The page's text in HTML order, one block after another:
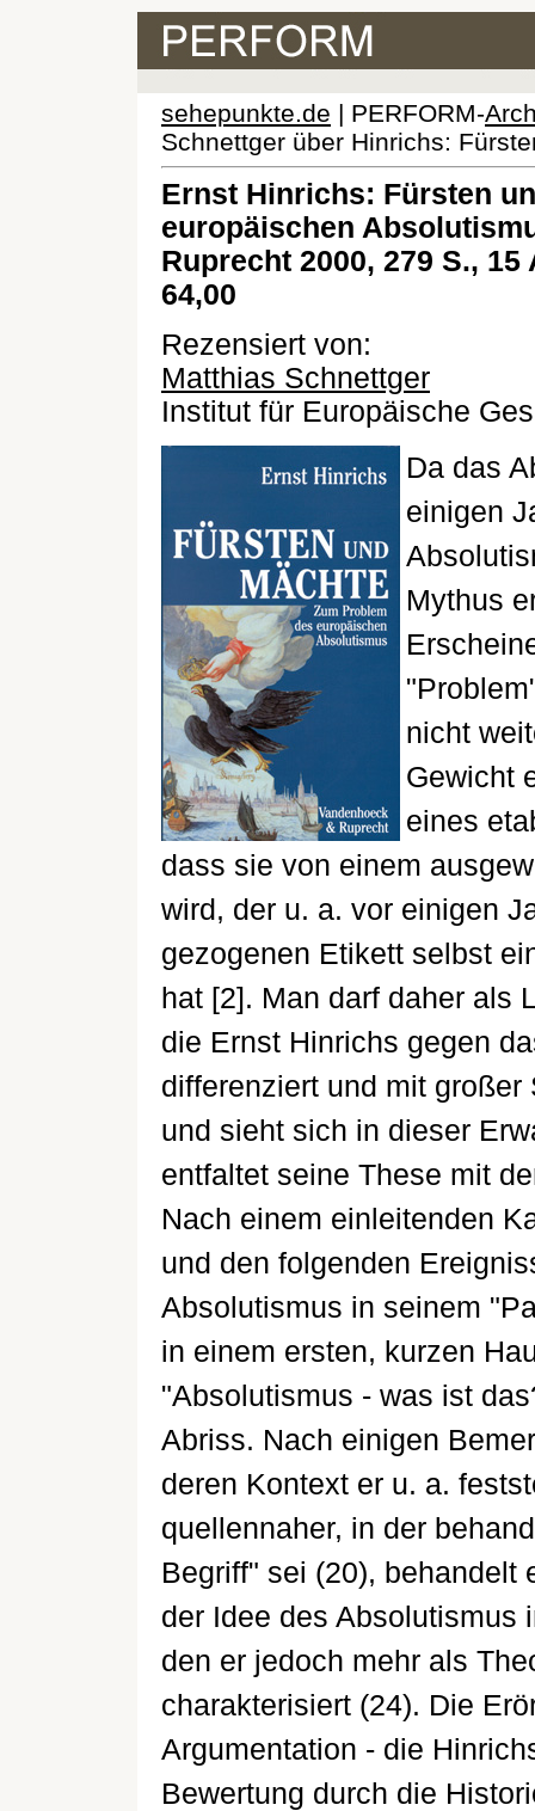
sehepunkte.de | PERFORM-
Schnettger über Hinrichs:
Ernst Hinrichs: Fürsten
europäischen
Ruprecht 2000, 279 S., 15
64,00
Rezensiert von:
Matthias Schnettger
Institut für Europäische
Da das
einigen
Mythus
nicht
Gewicht
eines
dass sie von einem
wird, der u. a. vor einigen
gezogenen Etikett selbst
hat [2]. Man darf daher als
die Ernst Hinrichs gegen
differenziert und mit
und sieht sich in dieser
entfaltet seine These mit
Nach einem einleitenden
und den folgenden
Absolutismus in seinem
in einem ersten, kurzen
"Absolutismus - was ist
Abriss. Nach einigen
deren Kontext er u. a.
quellennaher, in der
Begriff" sei (20), behandelt
der Idee des Absolutismus
den er jedoch mehr als
charakterisiert (24). Die
Argumentation - die
Bewertung durch die